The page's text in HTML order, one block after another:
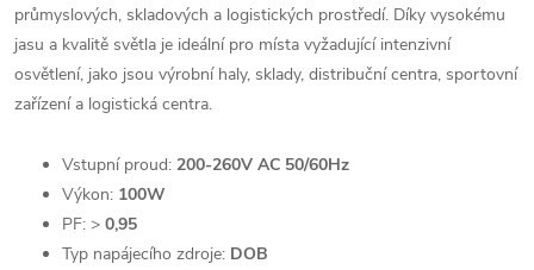
průmyslových, skladových a logistických prostředí. Díky vysokému
jasu a kvalitě světla je ideální pro místa vyžadující intenzivní
osvětlení, jako jsou výrobní haly, sklady, distribuční centra, sportovní
zařízení a logistická centra.
Vstupní proud: 200-260V AC 50/60Hz
Výkon: 100W
PF: > 0,95
Typ napájecího zdroje: DOB